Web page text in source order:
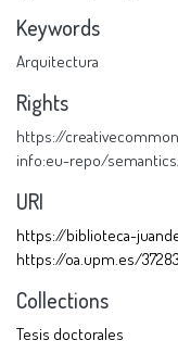
Keywords
Arquitectura
Rights
https://
info:eu-repo/
URI
https://biblioteca-
https://oa.upm.es/
Collections
Tesis doctorales